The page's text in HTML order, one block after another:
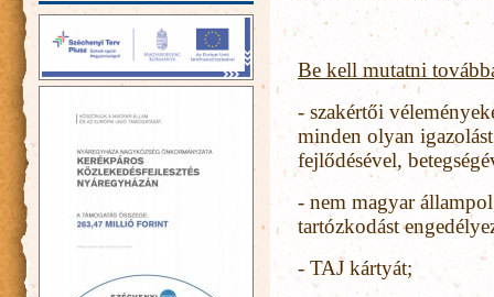
Be kell mutatni
- szakértői
minden olyan
fejlődésével,
- nem magyar
tartózkodást
- TAJ kártyát;